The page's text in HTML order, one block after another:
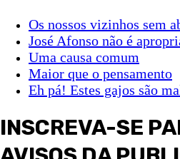
Os nossos vizinhos sem
José Afonso não é
Uma causa comum
Maior que o pensamento
Eh pá! Estes gajos são
INSCREVA-SE